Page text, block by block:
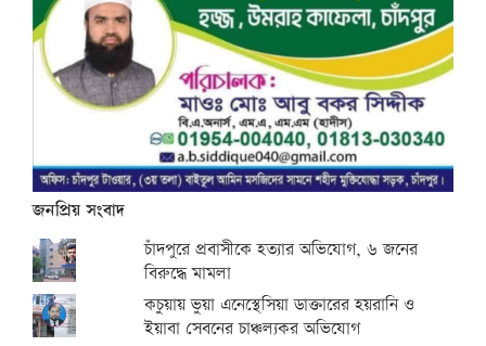
জনপ্রিয় সংবাদ
চাঁদপুরে প্রবাসীকে হত্যার অভিযোগ, ৬ জনের
বিরুদ্ধে মামলা
কচুয়ায় ভুয়া এনেস্থেসিয়া ডাক্তারের হয়রানি ও
ইয়াবা সেবনের চাঞ্চল্যকর অভিযোগ